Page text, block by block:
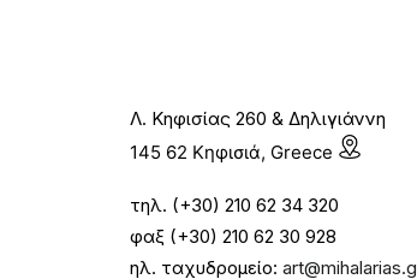
Λ. Κηφισίας 260 & Δηλιγιάννη
145 62 Κηφισιά, Greece
τηλ. (+30) 210 62 34 320
φαξ (+30) 210 62 30 928
ηλ. ταχυδρομείο: